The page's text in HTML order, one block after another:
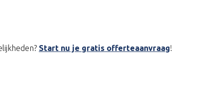
Start nu je gratis offerteaanvraag!